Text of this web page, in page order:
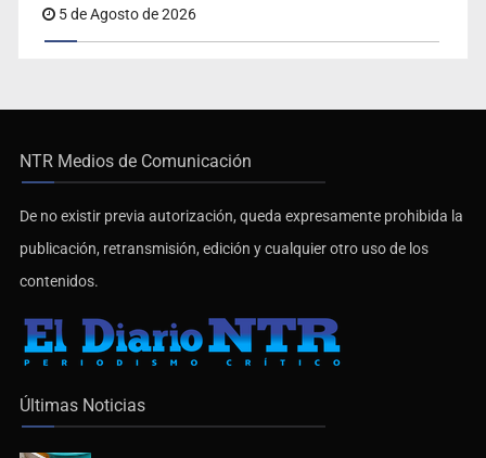
5 de Agosto de 2026
NTR Medios de Comunicación
De no existir previa autorización, queda expresamente prohibida la
publicación, retransmisión, edición y cualquier otro uso de los
contenidos.
Últimas Noticias